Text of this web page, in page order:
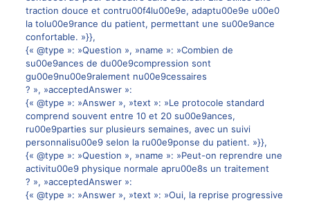
traction douce et contru00f4lu00e9e, adaptu00e9e u00e0
la tolu00e9rance du patient, permettant une su00e9ance
confortable. »}},
{« @type »: »Question », »name »: »Combien de
su00e9ances de du00e9compression sont
gu00e9nu00e9ralement nu00e9cessaires
? », »acceptedAnswer »:
{« @type »: »Answer », »text »: »Le protocole standard
comprend souvent entre 10 et 20 su00e9ances,
ru00e9parties sur plusieurs semaines, avec un suivi
personnalisu00e9 selon la ru00e9ponse du patient. »}},
{« @type »: »Question », »name »: »Peut-on reprendre une
activitu00e9 physique normale apru00e8s un traitement
? », »acceptedAnswer »:
{« @type »: »Answer », »text »: »Oui, la reprise progressive